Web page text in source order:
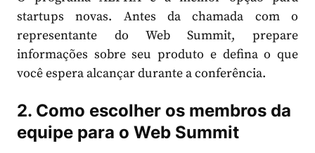
startups novas. Antes da chamada com o
representante do Web Summit, prepare
informações sobre seu produto e defina o que
você espera alcançar durante a conferência.
2. Como escolher os membros da
equipe para o Web Summit